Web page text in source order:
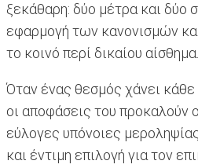
ξεκάθαρη: δύο μέτρα και δύο
εφαρμογή των κανονισμών
το κοινό περί δικαίου αίσθημα.
Όταν ένας θεσμός χάνει κάθε
οι αποφάσεις του προκαλούν
εύλογες υπόνοιες
και έντιμη επιλογή για τον